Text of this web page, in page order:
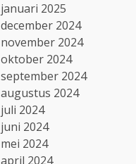
januari 2025
december 2024
november 2024
oktober 2024
september 2024
augustus 2024
juli 2024
juni 2024
mei 2024
april 2024